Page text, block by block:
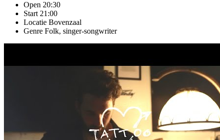
Open 20:30
Start 21:00
Locatie Bovenzaal
Genre Folk, singer-songwriter